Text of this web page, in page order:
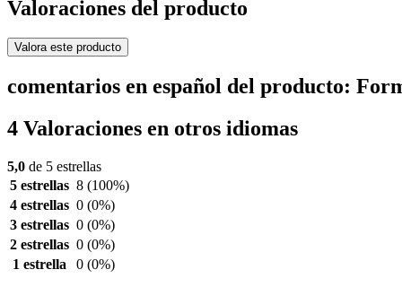
Valoraciones del producto
Valora este producto
comentarios en español del producto:
4 Valoraciones en otros idiomas
5,0 de 5 estrellas
5 estrellas 8 (100%)
4 estrellas 0 (0%)
3 estrellas 0 (0%)
2 estrellas 0 (0%)
1 estrella
0 (0%)